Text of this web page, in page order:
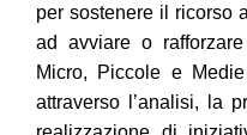
per sostenere il ricorso
ad avviare o
Micro, Piccole e
attraverso l’analisi, la